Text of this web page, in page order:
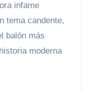
infame
tema candente,
balón más
moderna